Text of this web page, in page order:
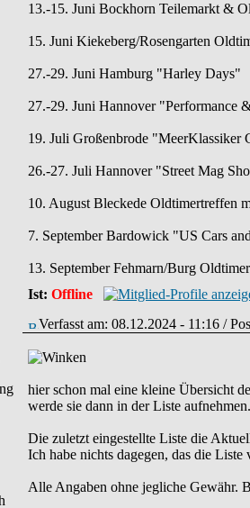
13.-15. Juni Bockhorn Teilemarkt &
15. Juni Kiekeberg/Rosengarten
27.-29. Juni Hamburg "Harley Days"
27.-29. Juni Hannover "Performance
19. Juli Großenbrode "MeerKlassiker
26.-27. Juli Hannover "Street Mag
10. August Bleckede Oldtimertreffen
7. September Bardowick "US Cars
13. September Fehmarn/Burg
Ist: Offline
Verfasst am: 08.12.2024 - 11:16 /
hier schon mal eine kleine Übersicht
werde sie dann in der Liste aufnehmen.
Die zuletzt eingestellte Liste die
Ich habe nichts dagegen, das die Liste
Alle Angaben ohne jegliche Gewähr.